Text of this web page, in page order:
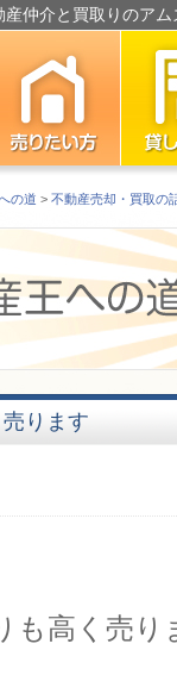
仲介と買取りのア
の道 > 不動産売却・買取の
ります
も高く売り